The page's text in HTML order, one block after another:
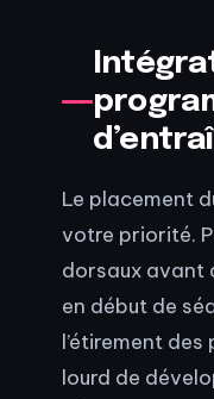
Le placement
votre priorité.
dorsaux avant
en début de
l’étirement
lourd de